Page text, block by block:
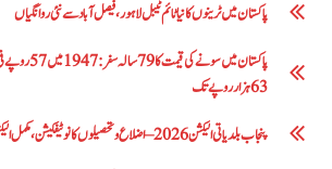
پاکستان میں ٹرینوں کا نیا ٹائم ٹیبل لاہور، فیصل آباد سے نئی روانگیاں
63 ہزار روپے تک
پنجاب بلدیاتی الیکشن 2026 – اضلاع و تحصیلوں کا نوٹیفکیشن، مکمل الیکشن تیاریاں عروج پر